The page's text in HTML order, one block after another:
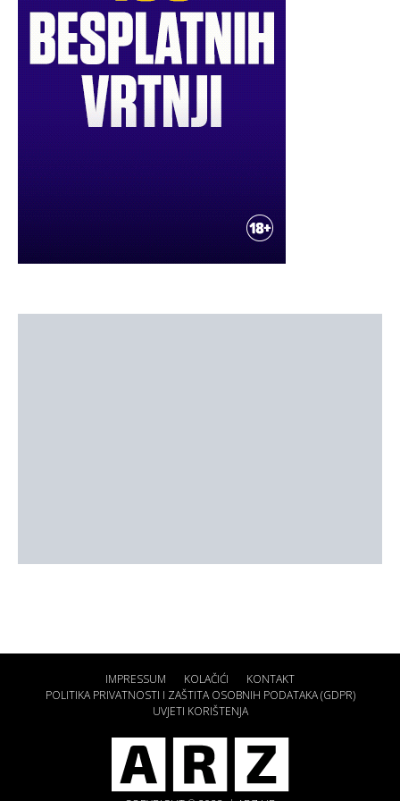
IMPRESSUM KOLAČIĆI
KONTAKT
POLITIKA PRIVATNOSTI I ZAŠTITA OSOBNIH PODATAKA (GDPR)
UVJETI KORIŠTENJA